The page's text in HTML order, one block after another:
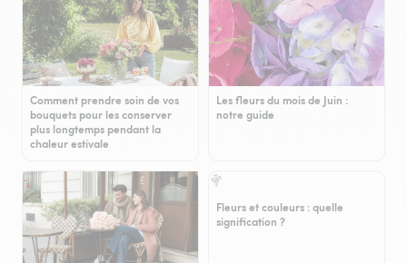
Comment prendre soin de vos
bouquets pour les conserver
plus longtemps pendant la
chaleur estivale
Les fleurs du mois de Juin :
notre guide
Fleurs et couleurs : quelle
signification ?